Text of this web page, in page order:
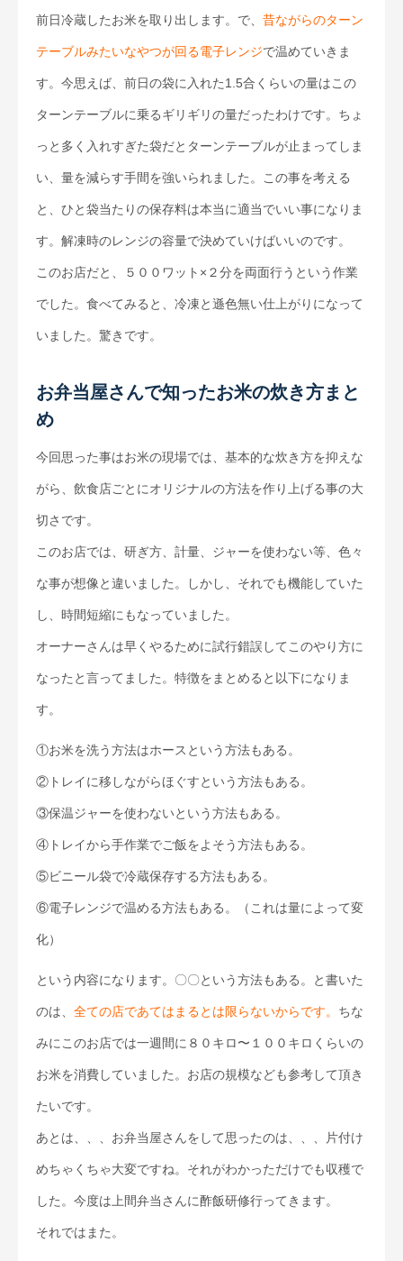
前日冷蔵したお米を取り出します。で、 昔ながらのターン
テーブルみたいなやつが回る電子レンジで温めていきま
す。今思えば、前日の袋に入れた1.5合くらいの量はこの
ターンテーブルに乗るギリギリの量だったわけです。ちょ
っと多く入れすぎた袋だとターンテーブルが止まってしま
い、量を減らす手間を強いられました。この事を考える
と、ひと袋当たりの保存料は本当に適当でいい事になりま
す。解凍時のレンジの容量で決めていけばいいのです。
このお店だと、５００ワット×２分を両面行うという作業
でした。食べてみると、冷凍と遜色無い仕上がりになって
いました。驚きです。
お弁当屋さんで知ったお米の炊き方まと
め
今回思った事はお米の現場では、基本的な炊き方を抑えな
がら、飲食店ごとにオリジナルの方法を作り上げる事の大
切さです。
このお店では、研ぎ方、計量、ジャーを使わない等、色々
な事が想像と違いました。しかし、それでも機能していた
し、時間短縮にもなっていました。
オーナーさんは早くやるために試行錯誤してこのやり方に
なったと言ってました。特徴をまとめると以下になりま
す。
①お米を洗う方法はホースという方法もある。
②トレイに移しながらほぐすという方法もある。
③保温ジャーを使わないという方法もある。
④トレイから手作業でご飯をよそう方法もある。
⑤ビニール袋で冷蔵保存する方法もある。
⑥電子レンジで温める方法もある。（これは量によって変
化）
という内容になります。〇〇という方法もある。と書いた
のは、 全ての店であてはまるとは限らないからです。 ちな
みにこのお店では一週間に８０キロ〜１００キロくらいの
お米を消費していました。お店の規模なども参考して頂き
たいです。
あとは、、、お弁当屋さんをして思ったのは、、、片付け
めちゃくちゃ大変ですね。それがわかっただけでも収穫で
した。今度は上間弁当さんに酢飯研修行ってきます。
それではまた。